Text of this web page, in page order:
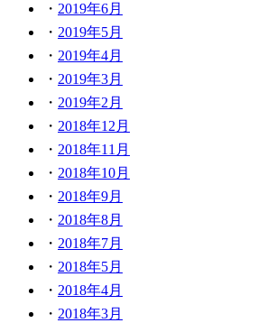
2019年6月
2019年5月
2019年4月
2019年3月
2019年2月
2018年12月
2018年11月
2018年10月
2018年9月
2018年8月
2018年7月
2018年5月
2018年4月
2018年3月